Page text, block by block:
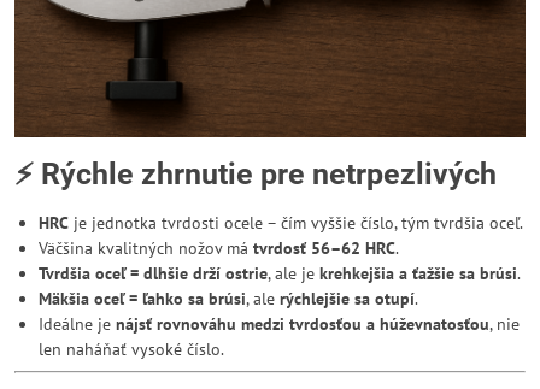
⚡ Rýchle zhrnutie pre netrpezlivých
HRC je jednotka tvrdosti ocele – čím vyššie číslo, tým tvrdšia oceľ.
Väčšina kvalitných nožov má tvrdosť 56–62 HRC.
Tvrdšia oceľ = dlhšie drží ostrie, ale je krehkejšia a ťažšie sa brúsi.
Mäkšia oceľ = ľahko sa brúsi, ale rýchlejšie sa otupí.
Ideálne je nájsť rovnováhu medzi tvrdosťou a húževnatosťou, nie
len naháňať vysoké číslo.